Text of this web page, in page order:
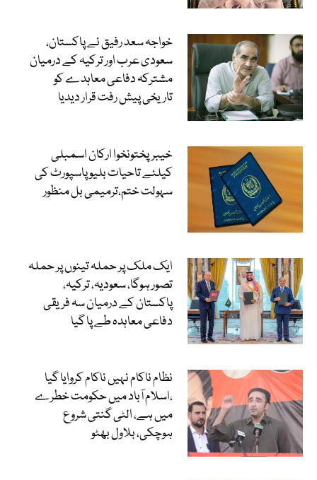
خواجہ سعد رفیق نے پاکستان،
سعودی عرب اور ترکیہ کے درمیان
مشترکہ دفاعی معاہدے کو
تاریخی پیش رفت قرار دیدیا
خیبرپختونخوا ارکان اسمبلی
کیلئے تاحیات بلیو پاسپورٹ کی
سہولت ختم،ترمیمی بل منظور
ایک ملک پر حملہ تینوں پر حملہ
تصور ہوگا، سعودیہ، ترکیہ،
پاکستان کے درمیان سہ فریقی
دفاعی معاہدہ طے پا گیا
نظام ناکام نہیں ناکام کروایا گیا
،اسلام آباد میں حکومت خطرے
میں ہے، الٹی گنتی شروع
ہوچکی، بلاول بھٹو